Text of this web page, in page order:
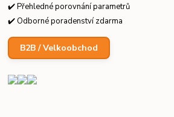
✔️ Přehledné porovnání parametrů
✔️ Odborné poradenství zdarma
B2B / Velkoobchod